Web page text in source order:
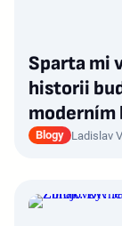
Sparta mi
historii
moderním
Blogy Ladislav